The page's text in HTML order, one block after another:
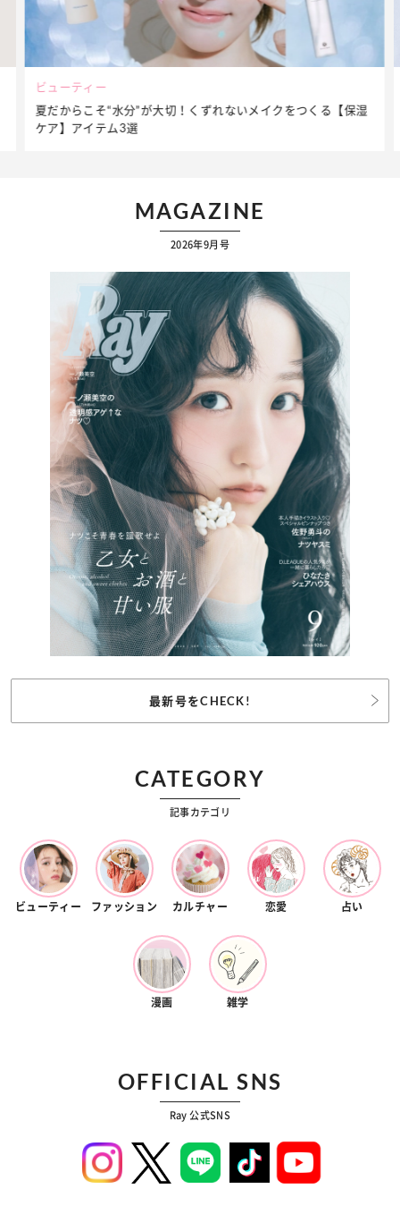
ビューティー
夏だからこそ“水分”が大切！くずれないメイクをつくる【保湿
ケア】アイテム3選
MAGAZINE
2026年9月号
最新号をCHECK!
CATEGORY
記事カテゴリ
ビューティー ファッション カルチャー 恋愛 占い
漫画 雑学
OFFICIAL SNS
Ray 公式SNS